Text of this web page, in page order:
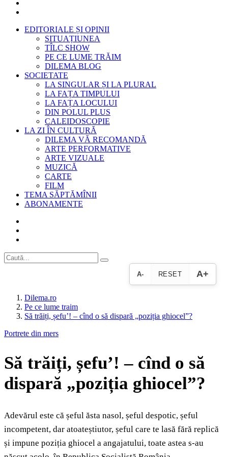
EDITORIALE ȘI OPINII
SITUAȚIUNEA
TÎLC SHOW
PE CE LUME TRĂIM
DILEMA BLOG
SOCIETATE
LA SINGULAR ȘI LA PLURAL
LA FAȚA TIMPULUI
LA FAȚA LOCULUI
DIN POLUL PLUS
CALEIDOSCOPIE
LA ZI ÎN CULTURĂ
DILEMA VĂ RECOMANDĂ
ARTE PERFORMATIVE
ARTE VIZUALE
MUZICĂ
CARTE
FILM
TEMA SĂPTĂMÎNII
ABONAMENTE
A- RESET A+
Dilema.ro
Pe ce lume traim
Să trăiți, șefu’! – cînd o să dispară „poziția ghiocel”?
Portrete din mers
Să trăiți, șefu’! – cînd o să
dispară „poziția ghiocel”?
Adevărul este că șeful ăsta nasol, șeful despotic, șeful
incompetent, dar atoateștiutor, șeful care te lasă fără replică
și impune poziția ghiocel a angajatului, toate astea s-au